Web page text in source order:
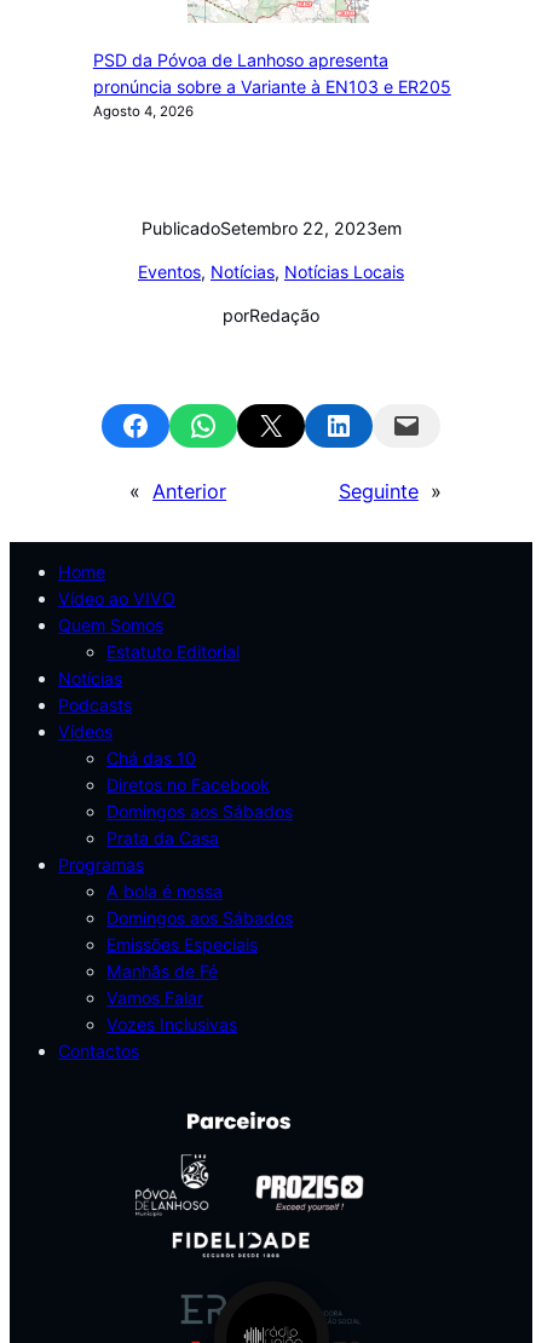
PSD da Póvoa de Lanhoso apresenta
pronúncia sobre a Variante à EN103 e ER205
Agosto 4, 2026
PublicadoSetembro 22, 2023em
Eventos, Notícias, Notícias Locais
porRedação
Share on FacebookShare on WhatsApp
Email this Page Share on LinkedInEmail this Page
« Anterior Seguinte »
Home
Vídeo ao VIVO
Quem Somos
Estatuto Editorial
Notícias
Podcasts
Vídeos
Chá das 10
Diretos no Facebook
Domingos aos Sábados
Prata da Casa
Programas
A bola é nossa
Domingos aos Sábados
Emissões Especiais
Manhãs de Fé
Vamos Falar
Vozes Inclusivas
Contactos